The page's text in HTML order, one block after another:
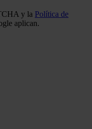
y la Política de
aplican.